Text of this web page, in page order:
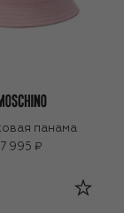
панама
7 995 ₽